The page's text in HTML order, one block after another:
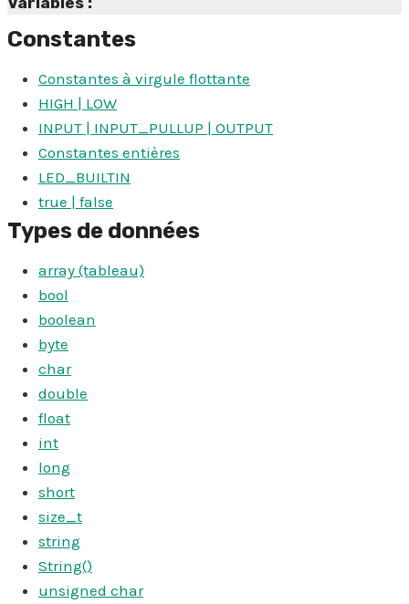
Constantes
Constantes à virgule flottante
HIGH | LOW
INPUT | INPUT_PULLUP | OUTPUT
Constantes entières
LED_BUILTIN
true | false
Types de données
array (tableau)
bool
boolean
byte
char
double
float
int
long
short
size_t
string
String()
unsigned char